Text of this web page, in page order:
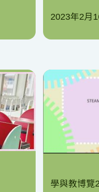
2023年2月
學與教博覽